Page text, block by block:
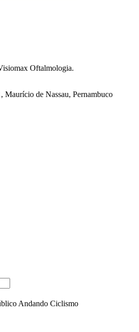
Oftalmologia.
Maurício de Nassau, Pernambuco
Andando Ciclismo